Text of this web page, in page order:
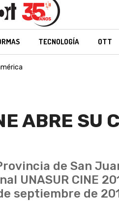
TECNOLOGÍA OTT
ABRE SU
de San
UNASUR CINE
septiembre de